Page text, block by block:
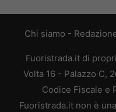
Chi siamo -
Fuoristrada.it di
Volta 16 - Palazzo C,
Codice Fiscale e
Fuoristrada.it non è